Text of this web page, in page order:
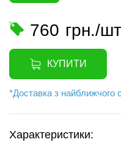
760 грн./
КУПИТИ
*Доставка з найближчого
Характеристики: